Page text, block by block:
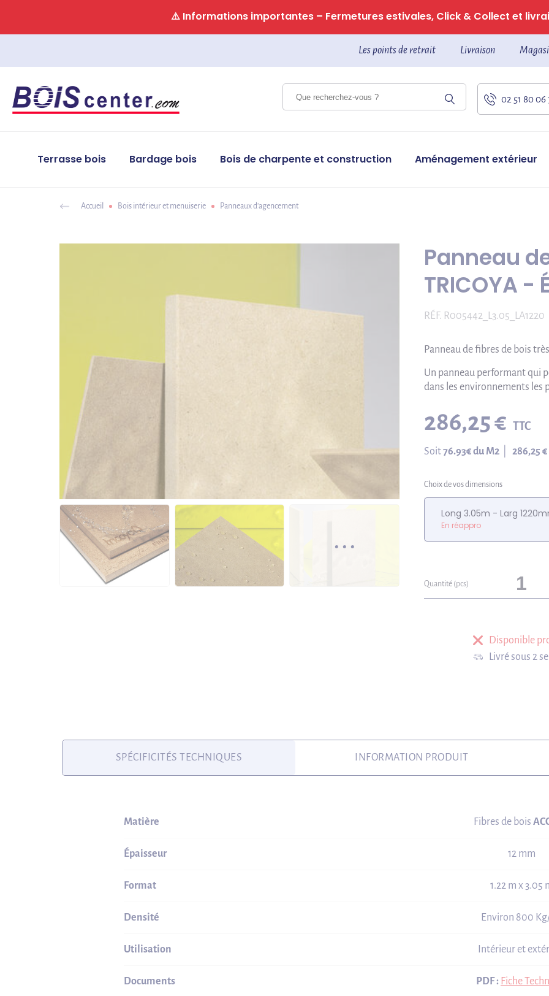
⚠️ Informations importantes – Fermetures estivales, Click & Collect et
Les points de retrait Livraison
02 51 80 06
Terrasse bois Bardage bois Bois de charpente et construction Aménagement extérieur
Accueil Bois intérieur et menuiserie Panneaux d'agencement
Panneau
TRICOYA -
RÉF. R005442_L3.05_LA1220
Panneau de fibres de bois
Un panneau performant qui
dans les environnements les
286,25 € TTC
Soit76.93€ du M2 286,25 €
Choix de vos dimensions
Long 3.05m - Larg
En réappro
Quantité (pcs)
Disponible
Livré sous 2
SPÉCIFICITÉS TECHNIQUES INFORMATION PRODUIT
Matière Fibres de bois
Épaisseur 12 mm
Format 1.22 m x 3.05
Densité Environ 800
Utilisation Intérieur et
Documents PDF : Fiche